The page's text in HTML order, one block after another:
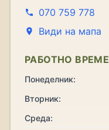
070 759 778
Види на мапа
РАБОТНО ВРЕМЕ
Понеделник:
Вторник:
Среда: